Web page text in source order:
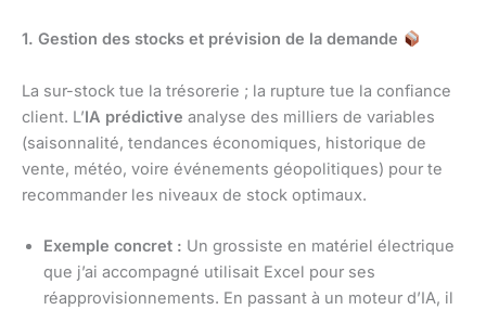
1. Gestion des stocks et prévision de la demande
La sur-stock tue la trésorerie ; la rupture tue la confiance
client. L’IA prédictive analyse des milliers de variables
(saisonnalité, tendances économiques, historique de
vente, météo, voire événements géopolitiques) pour te
recommander les niveaux de stock optimaux.
Exemple concret : Un grossiste en matériel électrique
que j’ai accompagné utilisait Excel pour ses
réapprovisionnements. En passant à un moteur d’IA, il